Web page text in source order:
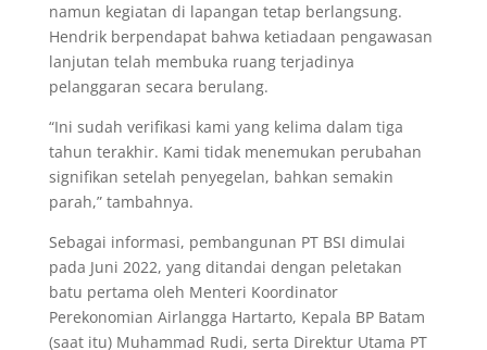
namun kegiatan di lapangan tetap berlangsung.
Hendrik berpendapat bahwa ketiadaan pengawasan
lanjutan telah membuka ruang terjadinya
pelanggaran secara berulang.
“Ini sudah verifikasi kami yang kelima dalam tiga
tahun terakhir. Kami tidak menemukan perubahan
signifikan setelah penyegelan, bahkan semakin
parah,” tambahnya.
Sebagai informasi, pembangunan PT BSI dimulai
pada Juni 2022, yang ditandai dengan peletakan
batu pertama oleh Menteri Koordinator
Perekonomian Airlangga Hartarto, Kepala BP Batam
(saat itu) Muhammad Rudi, serta Direktur Utama PT